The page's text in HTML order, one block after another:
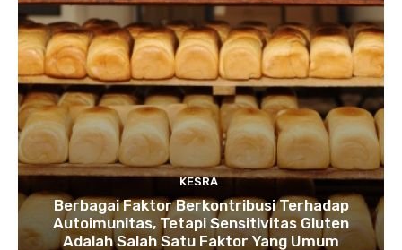
KESRA
Berbagai Faktor Berkontribusi Terhadap
Autoimunitas, Tetapi Sensitivitas Gluten
Adalah Salah Satu Faktor Yang Umum